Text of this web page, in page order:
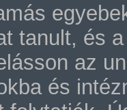
tanult, és
az
és